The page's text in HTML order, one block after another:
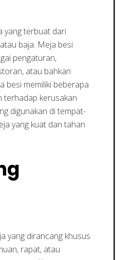
yang terbuat dari
baja. Meja besi
pengaturan,
atau bahkan
besi memiliki beberapa
terhadap kerusakan
digunakan di tempat-
yang kuat dan tahan
yang dirancang khusus
rapat, atau